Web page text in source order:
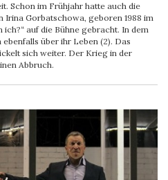
Schon im Frühjahr hatte auch die
Irina Gorbatschowa, geboren 1988 im
ich?“ auf die Bühne gebracht. In dem
über ihr Leben (2). Das
sich weiter. Der Krieg in der
Abbruch.